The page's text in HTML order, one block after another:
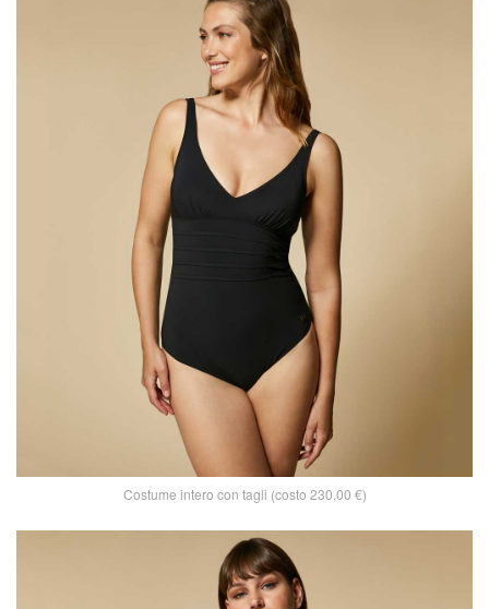
Costume intero con tagli (costo 230,00 €)